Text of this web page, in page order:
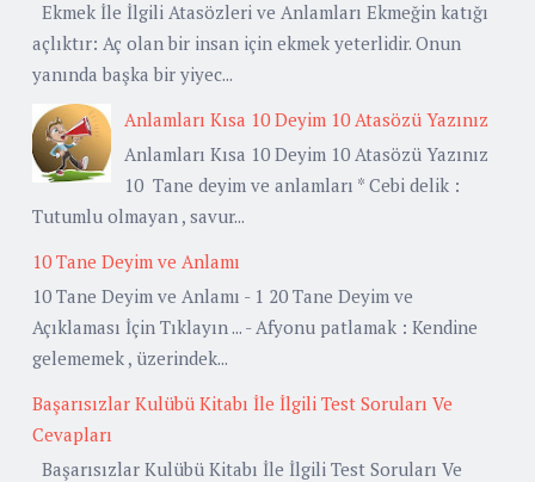
Ekmek İle İlgili Atasözleri ve Anlamları Ekmeğin katığı
açlıktır: Aç olan bir insan için ekmek yeterlidir. Onun
yanında başka bir yiyec...
Anlamları Kısa 10 Deyim 10 Atasözü Yazınız
Anlamları Kısa 10 Deyim 10 Atasözü Yazınız
10 Tane deyim ve anlamları * Cebi delik :
Tutumlu olmayan , savur...
10 Tane Deyim ve Anlamı
10 Tane Deyim ve Anlamı - 1 20 Tane Deyim ve
Açıklaması İçin Tıklayın ... - Afyonu patlamak : Kendine
gelememek , üzerindek...
Başarısızlar Kulübü Kitabı İle İlgili Test Soruları Ve
Cevapları
Başarısızlar Kulübü Kitabı İle İlgili Test Soruları Ve